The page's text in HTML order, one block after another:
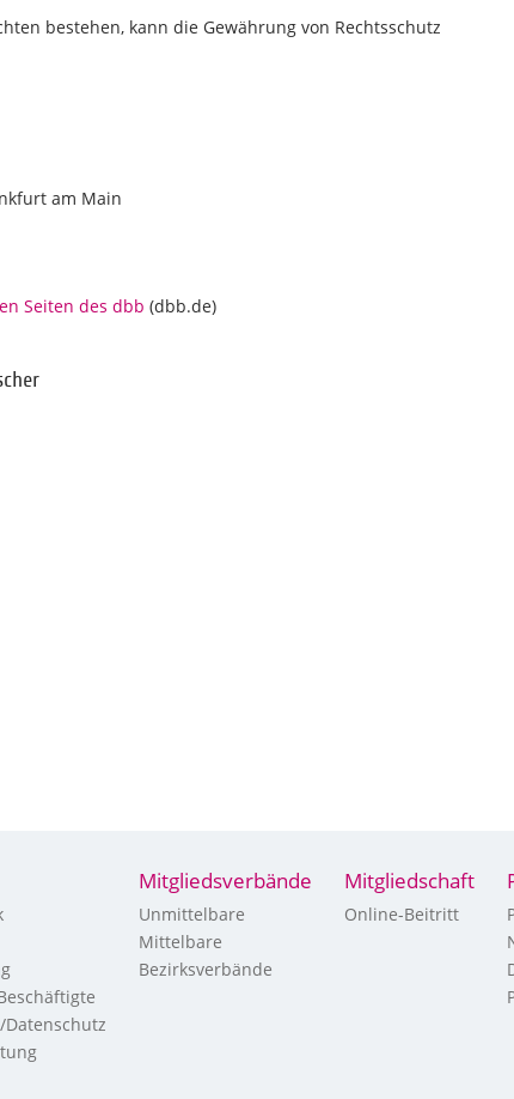
bestehen, kann die Gewährung von Rechtsschutz
am Main
Seiten des dbb (dbb.de)
Mitgliedsverbände
Unmittelbare
Mittelbare
Bezirksverbände
Mitgliedschaft
Online-Beitritt